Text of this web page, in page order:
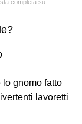
completa su
gnomo fatto
lavoretti